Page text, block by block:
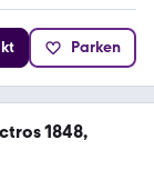
Parken
1848,